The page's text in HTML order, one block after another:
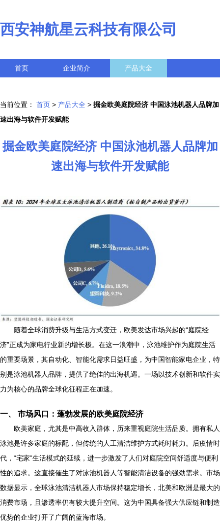
西安神航星云科技有限公司
首页 企业简介 产品大全
当前位置： 首页 > 产品大全 > 掘金欧美庭院经济 中国泳池机器人品牌加
速出海与软件开发赋能
掘金欧美庭院经济 中国泳池机器人品牌加
速出海与软件开发赋能
随着全球消费升级与生活方式变迁，欧美发达市场兴起的“庭院经
济”正成为家电行业新的增长极。在这一浪潮中，泳池维护作为庭院生活
的重要场景，其自动化、智能化需求日益旺盛，为中国智能家电企业，特
别是泳池机器人品牌，提供了绝佳的出海机遇。一场以技术创新和软件实
力为核心的品牌全球化征程正在加速。
一、 市场风口：蓬勃发展的欧美庭院经济
欧美家庭，尤其是中高收入群体，历来重视庭院生活品质。拥有私人
泳池是许多家庭的标配，但传统的人工清洁维护方式耗时耗力。后疫情时
代，“宅家”生活模式的延续，进一步激发了人们对庭院空间舒适度与便利
性的追求。这直接催生了对泳池机器人等智能清洁设备的强劲需求。市场
数据显示，全球泳池清洁机器人市场保持稳定增长，北美和欧洲是最大的
消费市场，且渗透率仍有较大提升空间。这为中国具备强大供应链和制造
优势的企业打开了广阔的蓝海市场。